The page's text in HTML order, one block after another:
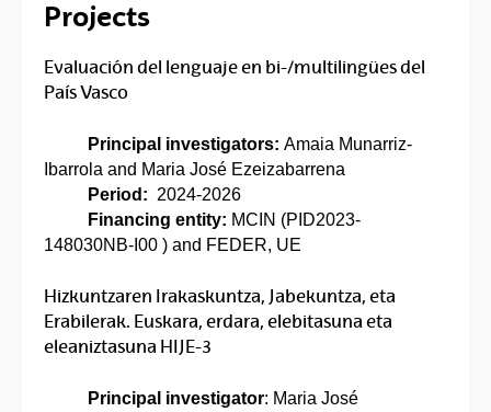
Projects
Evaluación del lenguaje en bi-/multilingües del
País Vasco
Principal investigators: Amaia Munarriz-
Ibarrola and Maria José Ezeizabarrena
Period: 2024-2026
Financing entity: MCIN (PID2023-
148030NB-I00 ) and FEDER, UE
Hizkuntzaren Irakaskuntza, Jabekuntza, eta
Erabilerak. Euskara, erdara, elebitasuna eta
eleaniztasuna HIJE-3
Principal investigator: Maria José